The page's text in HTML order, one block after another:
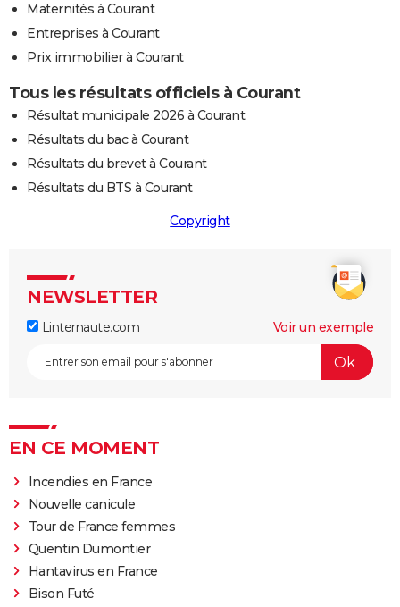
Maternités à Courant
Entreprises à Courant
Prix immobilier à Courant
Tous les résultats officiels à Courant
Résultat municipale 2026 à Courant
Résultats du bac à Courant
Résultats du brevet à Courant
Résultats du BTS à Courant
Copyright
NEWSLETTER
Linternaute.com Voir un exemple
EN CE MOMENT
Incendies en France
Nouvelle canicule
Tour de France femmes
Quentin Dumontier
Hantavirus en France
Bison Futé